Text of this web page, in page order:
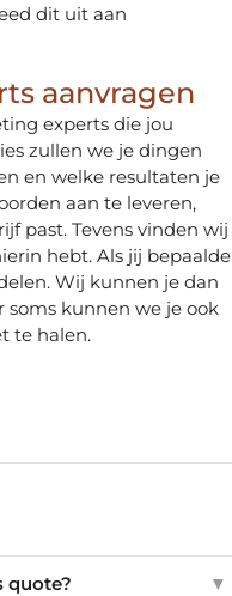
dit uit aan
aanvragen
experts die jou
zullen we je dingen
en welke resultaten je
aan te leveren,
past. Tevens vinden wij
hebt. Als jij bepaalde
Wij kunnen je dan
kunnen we je ook
te halen.
quote? ▼